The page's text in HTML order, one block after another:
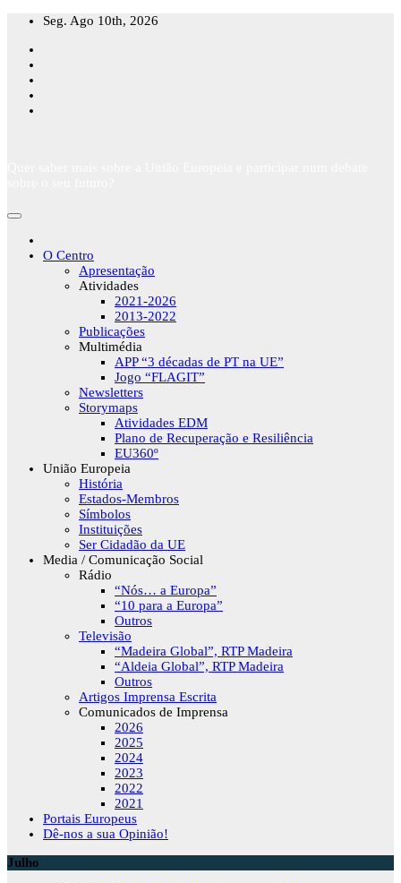
Skip
content
Seg. Ago 10th, 2026
O Centro
Apresentação
Atividades
2021-2026
2013-2022
Publicações
Multimédia
APP “3 décadas de PT na UE”
Jogo “FLAGIT”
Newsletters
Storymaps
Atividades EDM
Plano de Recuperação e Resiliência
EU360º
União Europeia
História
Estados-Membros
Símbolos
Instituições
Ser Cidadão da UE
Media / Comunicação Social
Rádio
“Nós… a Europa”
“10 para a Europa”
Outros
Televisão
“Madeira Global”, RTP Madeira
“Aldeia Global”, RTP Madeira
Outros
Artigos Imprensa Escrita
Comunicados de Imprensa
2026
2025
2024
2023
2022
2021
Portais Europeus
Dê-nos a sua Opinião!
Julho